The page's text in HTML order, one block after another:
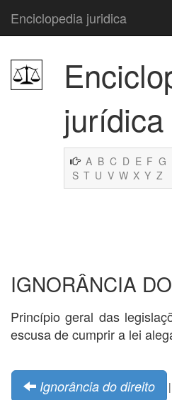
Enciclopedia juridica
jurídica
A B C D E F G
S T U V W X Y Z
IGNORÂNCIA
Princípio geral das
escusa de cumprir a lei
Ignorância do direito |